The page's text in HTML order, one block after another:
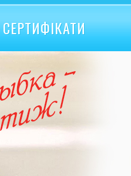
СЕРТИФІКАТИ